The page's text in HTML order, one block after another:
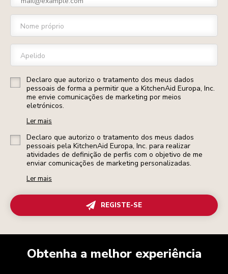
Nome próprio
Apelido
Declaro que autorizo o tratamento dos meus dados
pessoais de forma a permitir que a KitchenAid Europa, Inc.
me envie comunicações de marketing por meios
eletrónicos.
Ler mais
Declaro que autorizo o tratamento dos meus dados
pessoais pela KitchenAid Europa, Inc. para realizar
atividades de definição de perfis com o objetivo de me
enviar comunicações de marketing personalizadas.
Ler mais
REGISTE-SE
Obtenha a melhor experiência